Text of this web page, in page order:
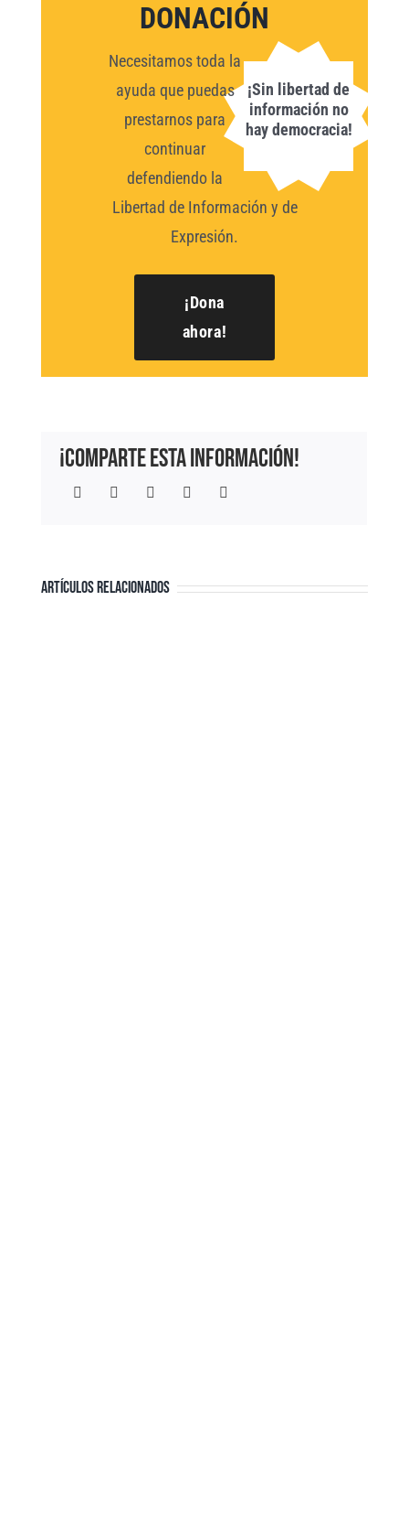
DONACIÓN
¡Sin libertad de
información no
hay democracia!
Necesitamos toda la
ayuda que puedas
prestarnos para
continuar
defendiendo la
Libertad de Información y de
Expresión.
¡Dona
ahora!
¡Comparte esta información!
FacebookTwitter LinkedInWhatsApp
ARTÍCULOS RELACIONADOS